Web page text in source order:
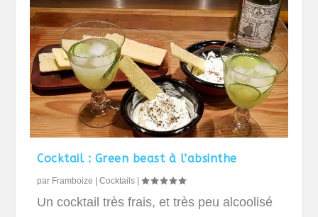
Cocktail : Green beast à l’absinthe
par Framboize |Cocktails |
Un cocktail très frais, et très peu alcoolisé